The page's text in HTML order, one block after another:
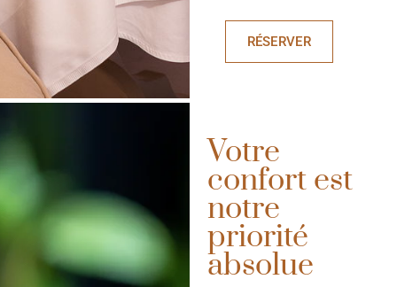
RÉSERVER
Votre
confort est
notre
priorité
absolue